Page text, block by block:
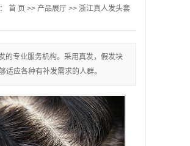
首 页 >> 产品展厅 >> 浙江真人发头套
的专业服务机构。采用真发，假发块
应各种有补发需求的人群。